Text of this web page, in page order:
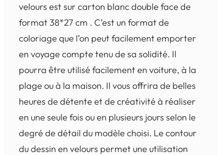
velours est sur carton blanc double face de
format 38*27 cm . C’est un format de
coloriage que l’on peut facilement emporter
en voyage compte tenu de sa solidité. Il
pourra être utilisé facilement en voiture, à la
plage ou à la maison. Il vous offrira de belles
heures de détente et de créativité à réaliser
en une seule fois ou en plusieurs jours selon le
degré de détail du modèle choisi. Le contour
du dessin en velours permet une utilisation